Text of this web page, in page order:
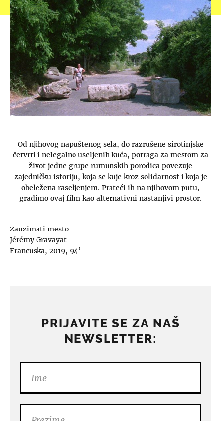
Od njihovog napuštenog sela, do razrušene sirotinjske
četvrti i nelegalno useljenih kuća, potraga za mestom za
život jedne grupe rumunskih porodica povezuje
zajedničku istoriju, koja se kuje kroz solidarnost i koja je
obeležena raseljenjem. Prateći ih na njihovom putu,
gradimo ovaj film kao alternativni nastanjivi prostor.
Zauzimati mesto
Jérémy Gravayat
Francuska, 2019, 94’
PRIJAVITE SE ZA NAŠ
NEWSLETTER: